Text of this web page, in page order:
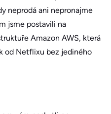
neprodá ani nepronajme
jsme postavili na
Amazon AWS, která
od Netflixu bez jediného